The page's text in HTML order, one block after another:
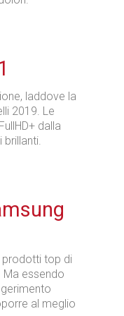
laddove la
2019. Le
dalla
prodotti top di
Ma essendo
al meglio